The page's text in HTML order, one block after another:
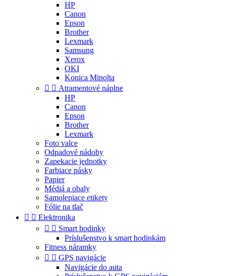
HP
Canon
Epson
Brother
Lexmark
Samsung
Xerox
OKI
Konica Minolta
  Atramentové náplne
HP
Canon
Epson
Brother
Lexmark
Foto valce
Odpadové nádoby
Zapekacie jednotky
Farbiace pásky
Papier
Médiá a obaly
Samolepiace etikety
Fólie na tlač
  Elektronika
  Smart hodinky
Príslušenstvo k smart hodinkám
Fitness náramky
  GPS navigácie
Navigácie do auta